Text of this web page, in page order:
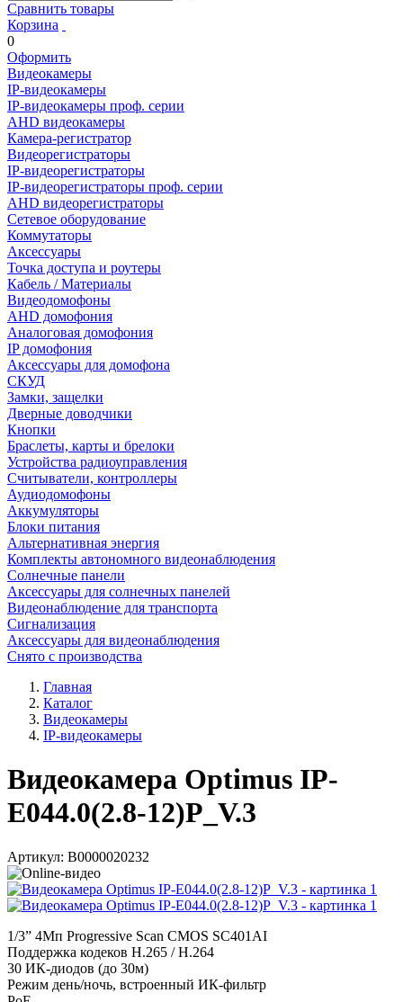
Сравнить товары
Корзина
0
Оформить
Видеокамеры
IP-видеокамеры
IP-видеокамеры проф. серии
AHD видеокамеры
Камера-регистратор
Видеорегистраторы
IP-видеорегистраторы
IP-видеорегистраторы проф. серии
AHD видеорегистраторы
Сетевое оборудование
Коммутаторы
Аксессуары
Точка доступа и роутеры
Кабель / Материалы
Видеодомофоны
AHD домофония
Аналоговая домофония
IP домофония
Аксессуары для домофона
СКУД
Замки, защелки
Дверные доводчики
Кнопки
Браслеты, карты и брелоки
Устройства радиоуправления
Считыватели, контроллеры
Аудиодомофоны
Аккумуляторы
Блоки питания
Альтернативная энергия
Комплекты автономного видеонаблюдения
Солнечные панели
Аксессуары для солнечных панелей
Видеонаблюдение для транспорта
Сигнализация
Аксессуары для видеонаблюдения
Снято с производства
Главная
Каталог
Видеокамеры
IP-видеокамеры
Видеокамера Optimus IP-
E044.0(2.8-12)P_V.3
Артикул: В0000020232
1/3” 4Мп Progressive Scan CMOS SC401AI
Поддержка кодеков H.265 / H.264
30 ИК-диодов (до 30м)
Режим день/ночь, встроенный ИК-фильтр